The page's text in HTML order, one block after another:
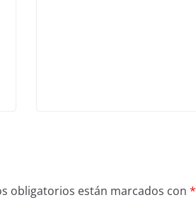
obligatorios están marcados con *